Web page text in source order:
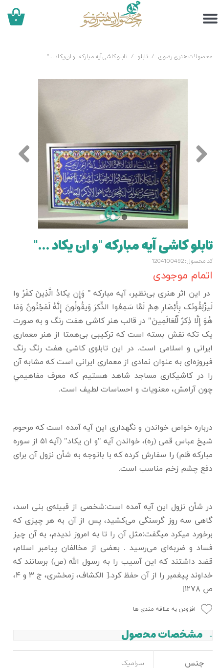
۰
محصولات هنری رضوی تابلو تابلو کاشی آیه مبارکه "و ان یکاد ..."
تابلو کاشی آیه مبارکه "و ان یکاد ..."
کد محصول: 1204100492
اتمام موجودی
در این اثر هنری بی‌نظیر، آیه مبارکه " وَإِن یکادُ الَّذِینَ کفَرُ وا
لَیزْلِقُونَک بِأَبْصَارِ هِمْ لَمَّا سَمِعُوا الذِّکرَ وَیقُولُونَ إِنَّهُ لَمَجْنُونٌ وَمَا
هُوَ إِلَّا ذِکرٌ لِّلْعَالَمِینَ" در قالب هنر کاشی هفت رنگ و به صورت
یک تکه نقش بسته است که ترکیبی بی‌همتا از هنر معماری
ایرانی و اسلامی است. در این تابلوی کاشی هفت رنگ رنگ
فیروزه‌ای به عنوان نمادی از معماری ایرانی است که مشابه آن‌
را در کاشیکاری مساجد شاهد هستیم که معرف مفاهيمي
چون آرامش، معنويات و احساسات لطيف است.
درباره خواص خواندن و نگهداری این آیه آمده است که مرحوم
شیخ عباس قمی (ره)، خواندن آیه "و ان یکاد" (آیه ۵۱ از سوره
مبارکه قلم) را سفارش کرده که با باتوجه به شأن نزول آن برای
دفع چشم زخم مناسب است.
در شأن نزول این آیه آمده است:شخصی از قبیله‌ی بنی اسد،
گاهی سه روز گرسنگی می‌کشید، پس از آن به هر چیزی که
برخورد میکرد میگفت:مثل آن را تا به امروز ندیدم، به آن چیز
فساد و ضربه‌ای می‌رسید . بعضی از مخالفان پیامبر اسلام،
قضد داشتند که این آسیب را به رسول الله (ص) برسانند که
خداوند پیغمبر را از آن حفظ کرد.[ الکشاف، زمخشری، ج ۳ و ۴،
ص ۱۲۷۸]
افزودن به علاقه مندی ها
مشخصات محصول
جنس سرامیک